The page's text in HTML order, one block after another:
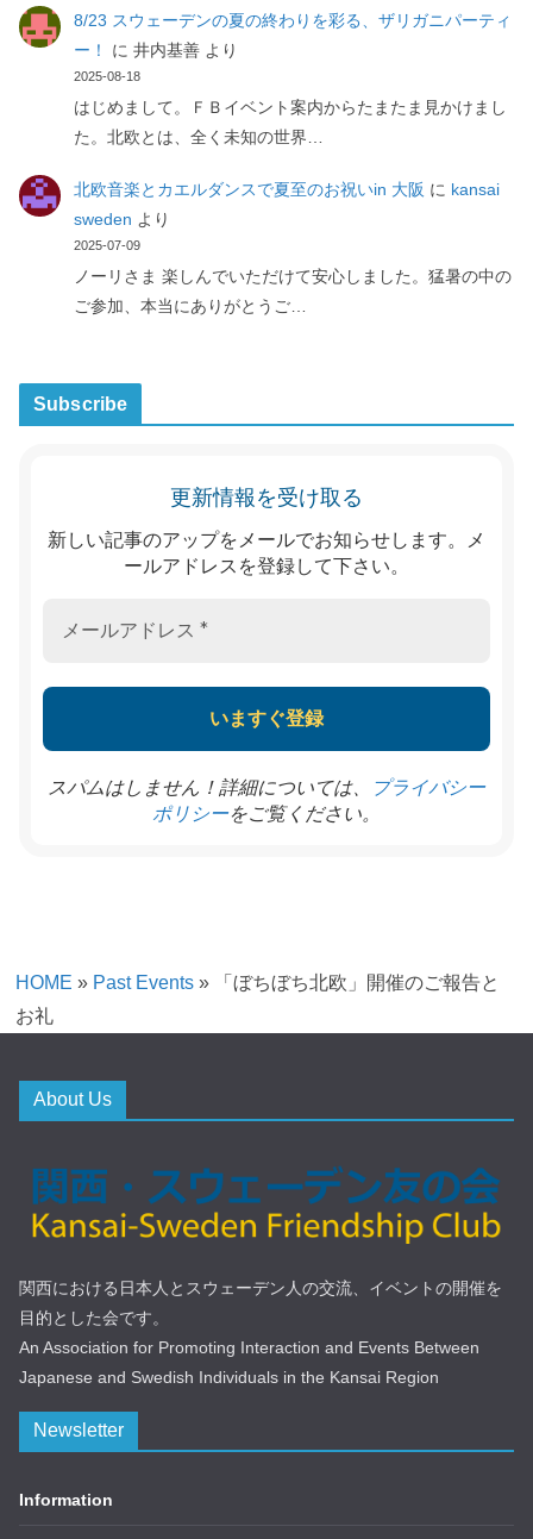
8/23 スウェーデンの夏の終わりを彩る、ザリガニパーティ
ー！
に 井内基善より
2025-08-18
はじめまして。ＦＢイベント案内からたまたま見かけまし
た。北欧とは、全く未知の世界…
北欧音楽とカエルダンスで夏至のお祝いin 大阪 に kansai
sweden より
2025-07-09
ノーリさま 楽しんでいただけて安心しました。猛暑の中の
ご参加、本当にありがとうご…
Subscribe
更新情報を受け取る
新しい記事のアップをメールでお知らせします。メ
ールアドレスを登録して下さい。
スパムはしません！詳細については、
プライバシー
ポリシーをご覧ください。
HOME » Past Events » 「ぼちぼち北欧」開催のご報告と
お礼
About Us
関西における日本人とスウェーデン人の交流、イベントの開催を
目的とした会です。
An Association for Promoting Interaction and Events Between
Japanese and Swedish Individuals in the Kansai Region
Newsletter
Information